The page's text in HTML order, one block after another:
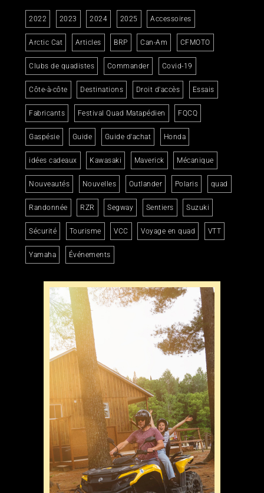
2022 2023 2024 2025 Accessoires
Arctic Cat Articles BRP Can-Am CFMOTO
Clubs de quadistes Commander Covid-19
Côte-à-côte Destinations Droit d'accès Essais
Fabricants Festival Quad Matapédien FQCQ
Gaspésie Guide Guide d'achat Honda
idées cadeaux Kawasaki Maverick Mécanique
Nouveautés Nouvelles Outlander Polaris quad
Randonnée RZR Segway Sentiers Suzuki
Sécurité Tourisme VCC Voyage en quad VTT
Yamaha Événements